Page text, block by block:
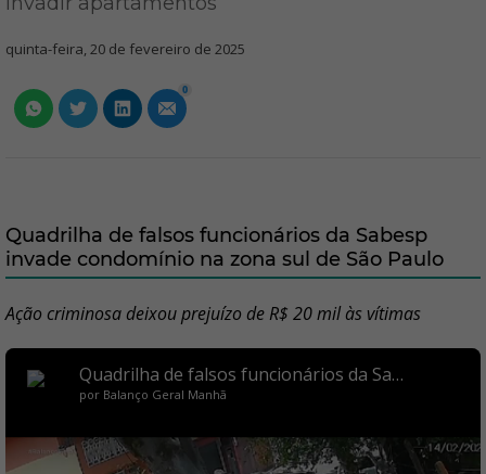
quinta-feira, 20 de fevereiro de 2025
0
Quadrilha de falsos funcionários da Sabesp
invade condomínio na zona sul de São Paulo
Ação criminosa deixou prejuízo de R$ 20 mil às vítimas